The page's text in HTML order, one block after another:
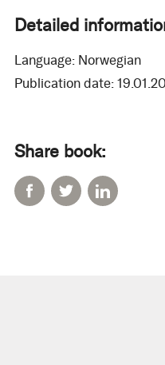
Detailed
Language: Norwegian
Publication date:
Share book: